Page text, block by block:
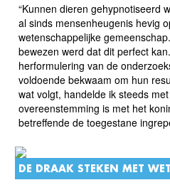
“Kunnen dieren gehypnotiseerd
al sinds mensenheugenis hevig
wetenschappelijke
bewezen werd dat dit perfect
herformulering van de
voldoende bekwaam om hun
wat volgt, handelde ik steeds
overeenstemming is met het
betreffende de toegestane
DE DRAAK STEKEN MET